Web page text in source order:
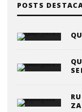
POSTS